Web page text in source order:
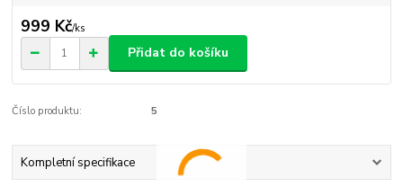
999 Kč/ks
Přidat do košíku
Číslo produktu: 5
Kompletní specifikace